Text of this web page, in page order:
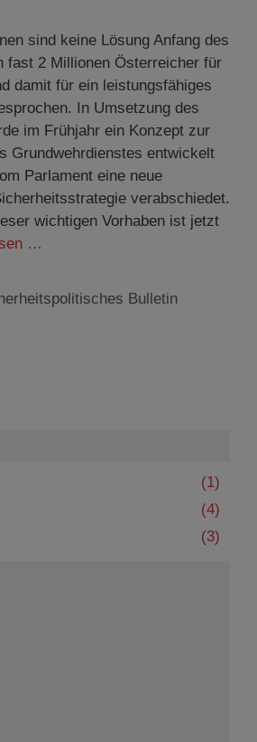
sind keine Lösung Anfang des
fast 2 Millionen Österreicher für
damit für ein leistungsfähiges
In Umsetzung des
im Frühjahr ein Konzept zur
Grundwehrdienstes entwickelt
Parlament eine neue
verabschiedet.
wichtigen Vorhaben ist jetzt
…
Bulletin
(1)
(4)
(3)